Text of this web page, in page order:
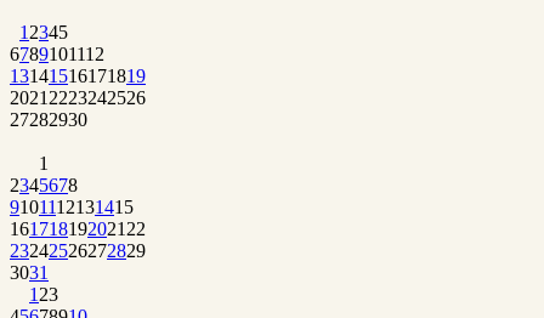
1 2345
6789101112
13141516171819
2021 2223242526
27282930
1
2345678
9101112131415
161718192021 22
23242526272829
3031
1 23